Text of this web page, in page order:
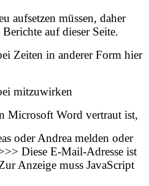
aufsetzen müssen, daher
auf dieser Seite.
Zeiten in anderer Form hier
mitzuwirken
Microsoft Word vertraut ist,
oder Andrea melden oder
Diese E-Mail-Adresse ist
Anzeige muss JavaScript